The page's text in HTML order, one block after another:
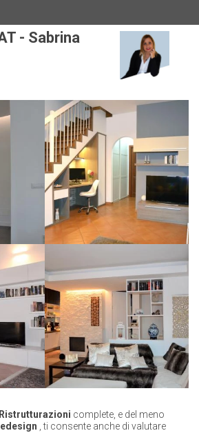
- Sabrina
Ristrutturazioni complete, e del meno
, ti consente anche di valutare